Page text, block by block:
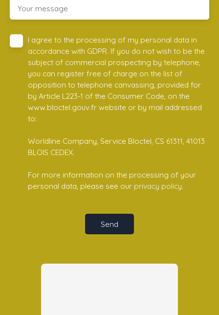
Your message
I agree to the processing of my personal data in
accordance with GDPR. If you do not wish to be the
subject of commercial prospecting by telephone,
you can register free of charge on the list of
opposition to telephone canvassing, provided for
by Article L223-1 of the Consumer Code, on the
www.bloctel.gouv.fr website or by mail addressed
to:
Worldline Company, Service Bloctel, CS 61311, 41013
BLOIS CEDEX.
For more information on the processing of your
personal data, please see our privacy policy.
Send